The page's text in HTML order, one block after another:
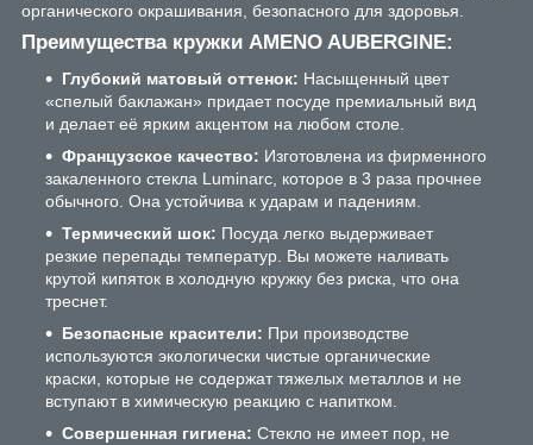
органического окрашивания, безопасного для здоровья.
Преимущества кружки AMENO AUBERGINE:
Глубокий матовый оттенок: Насыщенный цвет
«спелый баклажан» придает посуде премиальный вид
и делает её ярким акцентом на любом столе.
Французское качество: Изготовлена из фирменного
закаленного стекла Luminarc, которое в 3 раза прочнее
обычного. Она устойчива к ударам и падениям.
Термический шок: Посуда легко выдерживает
резкие перепады температур. Вы можете наливать
крутой кипяток в холодную кружку без риска, что она
треснет.
Безопасные красители: При производстве
используются экологически чистые органические
краски, которые не содержат тяжелых металлов и не
вступают в химическую реакцию с напитком.
Совершенная гигиена: Стекло не имеет пор, не